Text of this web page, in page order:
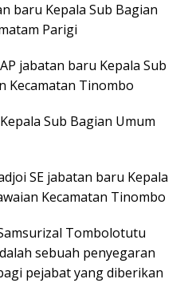
baru Kepala Sub Bagian
Parigi
jabatan baru Kepala Sub
Kecamatan Tinombo
Sub Bagian Umum
SE jabatan baru Kepala
Kecamatan Tinombo
Tombolotutu
sebuah penyegaran
pejabat yang diberikan